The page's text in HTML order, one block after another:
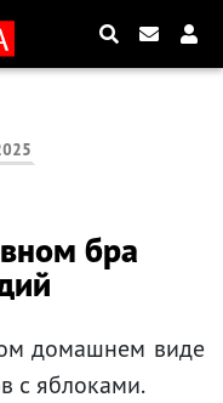
бра
домашнем виде
с яблоками.